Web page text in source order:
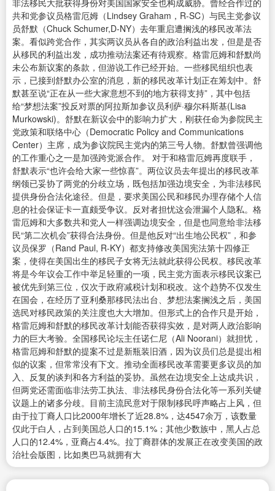
非法移民大批获得身份对美国国家安全也构成威胁。曾经合作过的
共和党参议员格雷厄姆（Lindsey Graham，R-SC）与民主党参议
员舒默（Chuck Schumer,D-NY）去年重启遭搁浅的移民改革法
案。看似跨党合作，其实两议员从各自的政治利益出发，但是是否
从移民的利益出发，成功推动法案还有待观察。格雷厄姆和舒默尚
未公布新议案的条款，但游说工作已经开始。一些移民组织也表
示，已接到舒默办公室的消息，新的移民改革计划正在筹划中。舒
默甚至说“正在从一些大家意想不到的地方获得支持”，其中包括
给“梦想法案”投反对票的阿拉斯加参议员利萨·穆尔科斯基(Lisa
Murkowski)。舒默在新议会中的影响力扩大，刚获任命为参院民主
党政策和联络中心（Democratic Policy and Communications
Center）主席，成为参议院民主党内的第三号人物。舒默曾强调他
的工作重心之一是加强跨党派合作。 对于和格雷厄姆再度联手，
舒默表示“也许会给大家一些惊喜”。两位议员去年提出的移民改革
纲领已妥协了两党的分歧立场，既包括加强边境安全，为非法移民
提供身份合法化途径。但是，要求美国公民和移民办理存储个人信
息的社会保证卡一直颇受争议。反对者担忧这会泄漏个人隐私。格
雷厄姆和大多数共和党人一样强调边境安全，但是也同意给非法移
民“第二次机会”获得合法身份。但是他反对“出生地公民权”，和参
议员保罗（Rand Paul, R-KY）都支持修改美国宪法第十四修正
案，使得在美国出生的移民子女将无法就此获得公民权。移民改革
将是今年议会工作中举足轻重的一项，民主党方面表示移民议案已
被优先到第三位，仅次于政府减税计划和税改。这个趋势不仅发生
在国会，在经历了亚利桑那移民法出台、梦想法案搁浅之后，美国
选民对移民政策的关注度也大大增加。但形式上的合作只是开始，
格雷厄姆和舒默的移民改革计划能否获得实效，是对两人政治影响
力的巨大考验。全国移民论坛主任诺仁尼（Ali Noorani）就担忧，
格雷厄姆和舒默的提案不过是新瓶装旧酒，因为议员们总是提出相
似的议案，但常常没有下文。推动全面移民改革需要更多议员的加
入、反复的谈判和各方利益的妥协。虽然在边境安全上达成共识，
但两党还需面临非法劳工执法、非法移民身份合法化等一系列关键
议题上的诸多分歧。目前主流民意对于限制移民呼声略占上风，但
由于拉丁裔人口比2000年增长了近28.8%，达4547余万，该数量
仅此于白人，占到美国总人口的15.1%；其他少数族中，黑人占总
人口的12.4%，亚裔占4.4%。拉丁裔群体的发展正在改变美国的政
治社会版图，比如奥巴马就拥有大